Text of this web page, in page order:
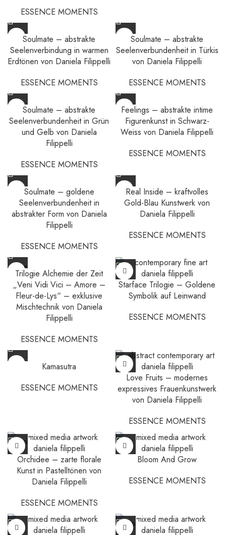
ESSENCE MOMENTS
Soulmate – abstrakte
Seelenverbindung in warmen
Erdtönen von Daniela Filippelli
ESSENCE MOMENTS
Soulmate – abstrakte
Seelenverbundenheit in Türkis
von Daniela Filippelli
ESSENCE MOMENTS
Soulmate – abstrakte
Seelenverbundenheit in Grün
und Gelb von Daniela
Filippelli
ESSENCE MOMENTS
Feelings – abstrakte intime
Figurenkunst in Schwarz-
Weiss von Daniela Filippelli
ESSENCE MOMENTS
Soulmate – goldene
Seelenverbundenheit in
abstrakter Form von Daniela
Filippelli
ESSENCE MOMENTS
Real Inside – kraftvolles
Gold-Blau Kunstwerk von
Daniela Filippelli
ESSENCE MOMENTS
SOLD
OUT
Trilogie Alchemie der Zeit
„Veni Vidi Vici – Amore –
Fleur-de-Lys“ – exklusive
Mischtechnik von Daniela
Filippelli
ESSENCE MOMENTS
Starface Trilogie – Goldene
Symbolik auf Leinwand
ESSENCE MOMENTS
Kamasutra
ESSENCE MOMENTS
Love Fruits – modernes
expressives Frauenkunstwerk
von Daniela Filippelli
ESSENCE MOMENTS
SOLD
OUT
Orchidee – zarte florale
Kunst in Pastelltönen von
Daniela Filippelli
ESSENCE MOMENTS
Bloom And Grow
ESSENCE MOMENTS
SOLD
OUT